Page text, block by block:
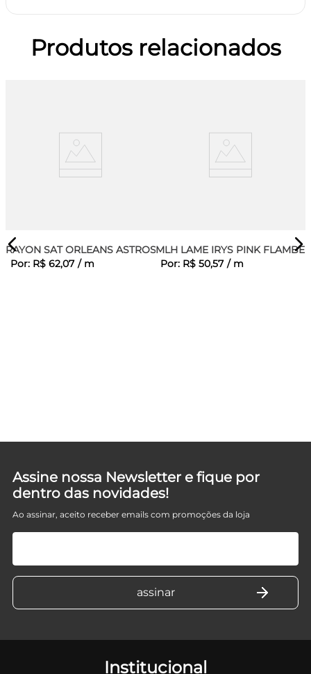
Produtos relacionados
RAYON SAT ORLEANS ASTROS
Por: R$ 62,07 / m
MLH LAME IRYS PINK FLAMBE
Por: R$ 50,57 / m
Assine nossa Newsletter e fique por
dentro das novidades!
Ao assinar, aceito receber emails com promoções da loja
Institucional